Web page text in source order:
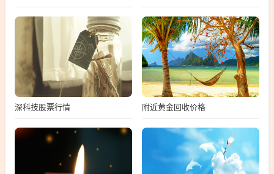
深科技股票行情 附近黄金回收价格